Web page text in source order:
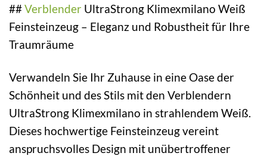
##Verblender UltraStrong Klimexmilano Weiß
Feinsteinzeug – Eleganz und Robustheit für Ihre
Traumräume
Verwandeln Sie Ihr Zuhause in eine Oase der
Schönheit und des Stils mit den Verblendern
UltraStrong Klimexmilano in strahlendem Weiß.
Dieses hochwertige Feinsteinzeug vereint
anspruchsvolles Design mit unübertroffener